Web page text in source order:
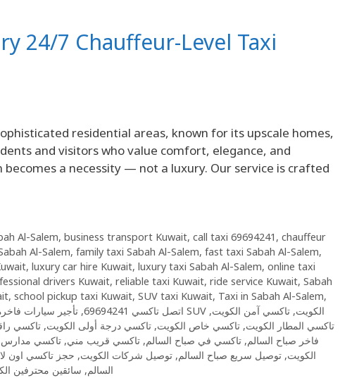
24/7 Chauffeur-Level Taxi
residential areas, known for its upscale homes,
and visitors who value comfort, elegance, and
a necessity — not a luxury. Our service is crafted
Al-Salem, business transport Kuwait, call taxi 69694241 , chauffeur
Al-Salem, family taxi Sabah Al-Salem, fast taxi Sabah Al-Salem,
, luxury car hire Kuwait, luxury taxi Sabah Al-Salem, online taxi
drivers Kuwait, reliable taxi Kuwait, ride service Kuwait, Sabah
, school pickup taxi Kuwait, SUV taxi Kuwait, Taxi in Sabah Al-Salem,
اتصل تاكسي 69694241 , تأجير سيارات تاكسي SUV الكويت, تاكسي آمن الكويت,
تاكسي المطار الكويت, تاكسي خاص الكويت, تاكسي درجة أولى الكويت, تاكسي
فاخر صباح السالم, تاكسي في صباح السالم, تاكسي قريب مني, تاكسي مدارس
الكويت, توصيل سريع صباح السالم, توصيل شركات الكويت, حجز تاكسي اون
السالم, سائقين محترفين